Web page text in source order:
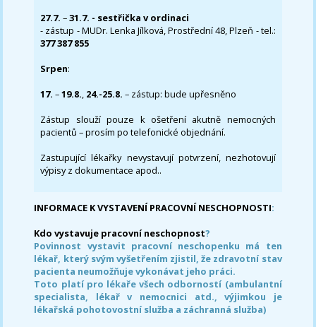
27.7.–31.7. - sestřička v ordinaci
- zástup - MUDr. Lenka Jílková, Prostřední 48, Plzeň - tel.:
377 387 855
Srpen:
17. –19.8., 24.-25.8. – zástup: bude upřesněno
Zástup slouží pouze k ošetření akutně nemocných
pacientů – prosím po telefonické objednání.
Zastupující lékařky nevystavují potvrzení, nezhotovují
výpisy z dokumentace apod..
INFORMACE K VYSTAVENÍ PRACOVNÍ NESCHOPNOSTI:
Kdo vystavuje pracovní neschopnost?
Povinnost vystavit pracovní neschopenku má ten
lékař, který svým vyšetřením zjistil, že zdravotní stav
pacienta neumožňuje vykonávat jeho práci.
Toto platí pro lékaře všech odborností (ambulantní
specialista, lékař v nemocnici atd., výjimkou je
lékařská pohotovostní služba a záchranná služba)